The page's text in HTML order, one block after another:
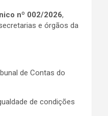
nº 002/2026,
e órgãos da
de Contas do
de condições